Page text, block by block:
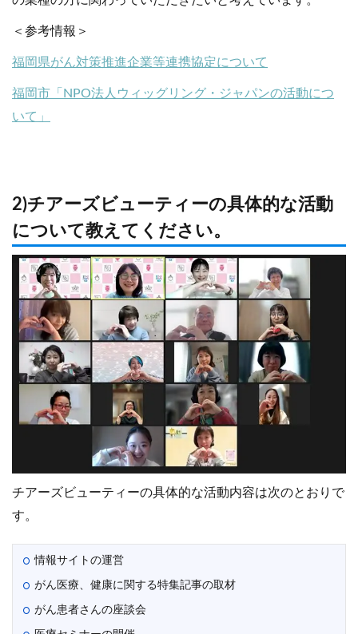
＜参考情報＞
福岡県がん対策推進企業等連携協定について
福岡市「NPO法人ウィッグリング・ジャパンの活動につ
いて」
2)チアーズビューティーの具体的な活動
について教えてください。
チアーズビューティーの具体的な活動内容は次のとおりで
す。
情報サイトの運営
がん医療、健康に関する特集記事の取材
がん患者さんの座談会